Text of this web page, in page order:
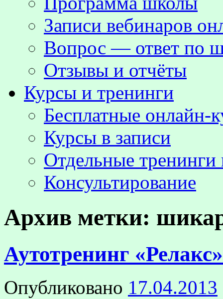
Записи вебинаров
Вопрос — ответ по
Отзывы и отчёты
Курсы и тренинги
Бесплатные онлайн-
Курсы в записи
Отдельные тренинги
Консультирование
Архив метки:
Аутотренинг «Релакс»
Опубликовано 17.04.2013